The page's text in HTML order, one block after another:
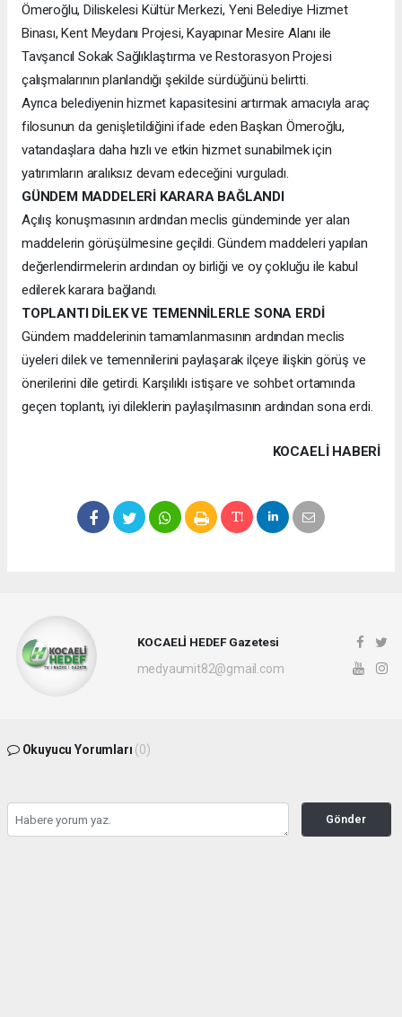
Ömeroğlu, Diliskelesi Kültür Merkezi, Yeni Belediye Hizmet
Binası, Kent Meydanı Projesi, Kayapınar Mesire Alanı ile
Tavşancıl Sokak Sağlıklaştırma ve Restorasyon Projesi
çalışmalarının planlandığı şekilde sürdüğünü belirtti.
Ayrıca belediyenin hizmet kapasitesini artırmak amacıyla araç
filosunun da genişletildiğini ifade eden Başkan Ömeroğlu,
vatandaşlara daha hızlı ve etkin hizmet sunabilmek için
yatırımların aralıksız devam edeceğini vurguladı.
GÜNDEM MADDELERİ KARARA BAĞLANDI
Açılış konuşmasının ardından meclis gündeminde yer alan
maddelerin görüşülmesine geçildi. Gündem maddeleri yapılan
değerlendirmelerin ardından oy birliği ve oy çokluğu ile kabul
edilerek karara bağlandı.
TOPLANTI DİLEK VE TEMENNİLERLE SONA ERDİ
Gündem maddelerinin tamamlanmasının ardından meclis
üyeleri dilek ve temennilerini paylaşarak ilçeye ilişkin görüş ve
önerilerini dile getirdi. Karşılıklı istişare ve sohbet ortamında
geçen toplantı, iyi dileklerin paylaşılmasının ardından sona erdi.
KOCAELI HABERİ
KOCAELİ HEDEF Gazetesi
medyaumit82@gmail.com
Okuyucu Yorumları (0)
Gönder